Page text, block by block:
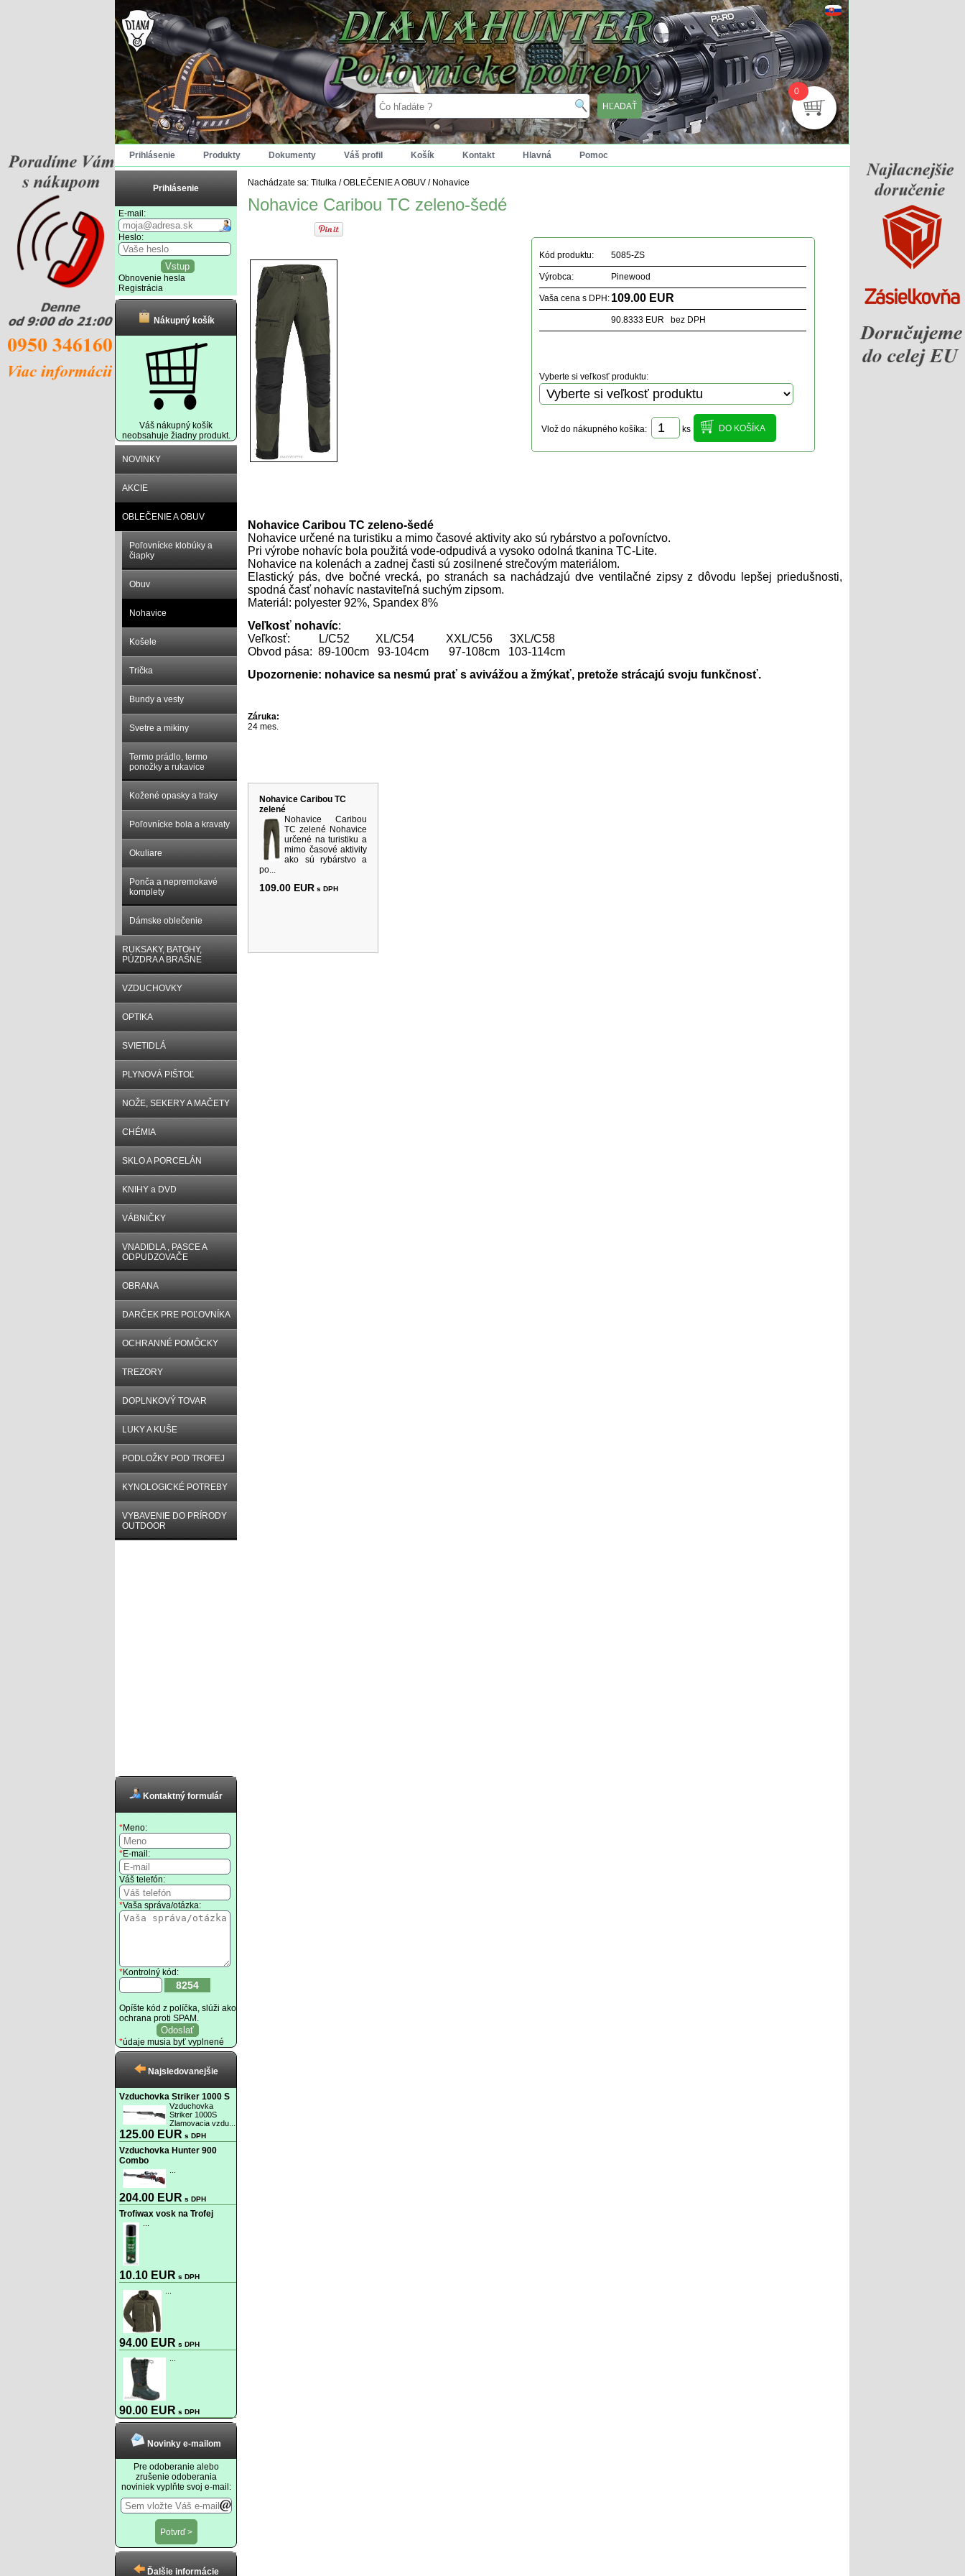
0
Prihlásenie Produkty Dokumenty Váš profil Košík Kontakt Hlavná Pomoc
Prihlásenie
E-mail:
Heslo:
Obnovenie hesla
Registrácia
Nákupný košík
Váš nákupný košík
neobsahuje žiadny produkt.
NOVINKY
AKCIE
OBLEČENIE A OBUV
Poľovnícke klobúky a
čiapky
Obuv
Nohavice
Košele
Trička
Bundy a vesty
Svetre a mikiny
Termo prádlo, termo
ponožky a rukavice
Kožené opasky a traky
Poľovnícke bola a kravaty
Okuliare
Ponča a nepremokavé
komplety
Dámske oblečenie
RUKSAKY, BATOHY,
PÚZDRA A BRAŠNE
VZDUCHOVKY
OPTIKA
SVIETIDLÁ
PLYNOVÁ PIŠTOĽ
NOŽE, SEKERY A MAČETY
CHÉMIA
SKLO A PORCELÁN
KNIHY a DVD
VÁBNIČKY
VNADIDLA , PASCE A
ODPUDZOVAČE
OBRANA
DARČEK PRE POĽOVNÍKA
OCHRANNÉ POMÔCKY
TREZORY
DOPLNKOVÝ TOVAR
LUKY A KUŠE
PODLOŽKY POD TROFEJ
KYNOLOGICKÉ POTREBY
VYBAVENIE DO PRÍRODY
OUTDOOR
Kontaktný formulár
*Meno:
*E-mail:
Váš telefón:
*Vaša správa/otázka:
*Kontrolný kód:
8254
Opíšte kód z políčka, slúži ako
ochrana proti SPAM.
*údaje musia byť vyplnené
Najsledovanejšie
Vzduchovka Striker 1000 S
Vzduchovka
Striker 1000S
Zlamovacia vzdu...
125.00 EUR s DPH
Vzduchovka Hunter 900
Combo
204.00 EUR s DPH
Trofiwax vosk na Trofej
10.10 EUR s DPH
94.00 EUR s DPH
90.00 EUR s DPH
Novinky e-mailom
Pre odoberanie alebo
zrušenie odoberania
noviniek vyplňte svoj e-mail:
Ďalšie informácie
Nachádzate sa: Titulka /OBLEČENIE A OBUV / Nohavice
Nohavice Caribou TC zeleno-šedé
Kód produktu: 5085-ZS
Výrobca: Pinewood
Vaša cena s DPH: 109.00 EUR
90.8333 EUR bez DPH
Vyberte si veľkosť produktu:
Vlož do nákupného košíka: ks
Nohavice Caribou TC zeleno-šedé
Nohavice určené na turistiku a mimo časové aktivity ako sú rybárstvo a poľovníctvo.
Pri výrobe nohavíc bola použitá vode-odpudivá a vysoko odolná tkanina TC-Lite.
Nohavice na kolenách a zadnej časti sú zosilnené strečovým materiálom.
Elastický pás, dve bočné vrecká, po stranách sa nachádzajú dve ventilačné zipsy z dôvodu lepšej priedušnosti,
spodná časť nohavíc nastaviteľná suchým zipsom.
Materiál: polyester 92%, Spandex 8%
Veľkosť nohavíc:
Veľkosť: L/C52 XL/C54 XXL/C56 3XL/C58
Obvod pása: 89-100cm 93-104cm 97-108cm 103-114cm
Upozornenie: nohavice sa nesmú prať s avivážou a žmýkať, pretože strácajú svoju funkčnosť.
Záruka:
24 mes.
Nohavice Caribou TC
zelené
Nohavice Caribou
TC zelené Nohavice
určené na turistiku a
mimo časové aktivity
ako sú rybárstvo a
po...
109.00 EUR s DPH